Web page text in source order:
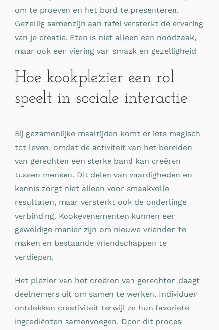
om te proeven en het bord te presenteren.
Gezellig samenzijn aan tafel versterkt de ervaring
van je creatie. Eten is niet alleen een noodzaak,
maar ook een viering van smaak en gezelligheid.
Hoe kookplezier een rol
speelt in sociale interactie
Bij gezamenlijke maaltijden komt er iets magisch
tot leven, omdat de activiteit van het bereiden
van gerechten een sterke band kan creëren
tussen mensen. Dit delen van vaardigheden en
kennis zorgt niet alleen voor smaakvolle
resultaten, maar versterkt ook de onderlinge
verbinding. Kookevenementen kunnen een
geweldige manier zijn om nieuwe vrienden te
maken en bestaande vriendschappen te
verdiepen.
Het plezier van het creëren van gerechten daagt
deelnemers uit om samen te werken. Individuen
ontdekken creativiteit terwijl ze hun favoriete
ingrediënten samenvoegen. Door dit proces